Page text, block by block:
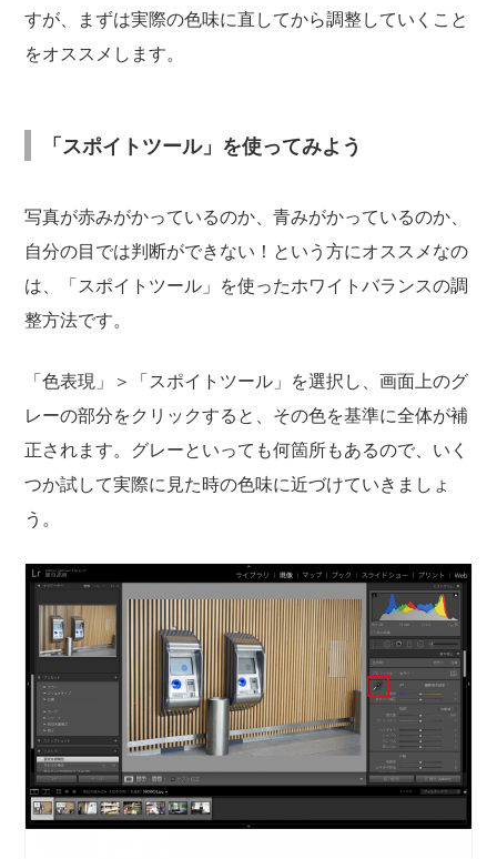
すが、まずは実際の色味に直してから調整していくこと
をオススメします。
「スポイトツール」を使ってみよう
写真が赤みがかっているのか、青みがかっているのか、
自分の目では判断ができない！という方にオススメなの
は、「スポイトツール」を使ったホワイトバランスの調
整方法です。
「色表現」＞「スポイトツール」を選択し、画面上のグ
レーの部分をクリックすると、その色を基準に全体が補
正されます。グレーといっても何箇所もあるので、いく
つか試して実際に見た時の色味に近づけていきましょ
う。